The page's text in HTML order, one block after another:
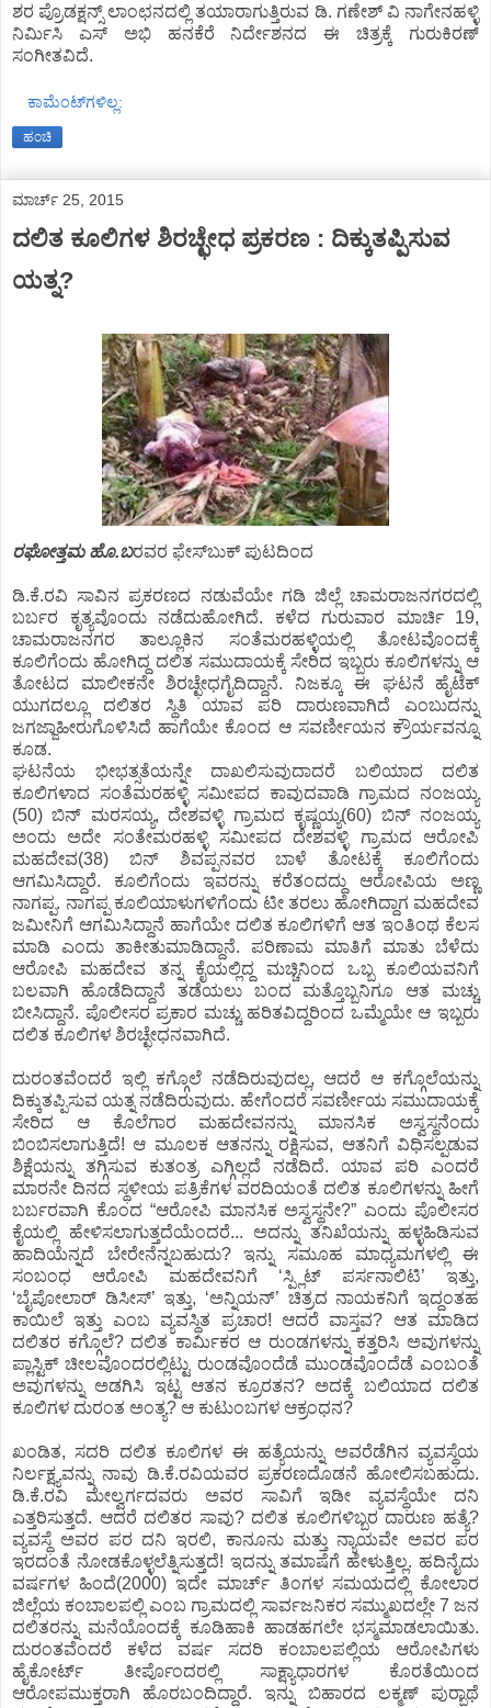
ಶರ ಪ್ರೊಡಕ್ಷನ್ಸ್ ಲಾಂಛನದಲ್ಲಿ ತಯಾರಾಗುತ್ತಿರುವ ಡಿ. ಗಣೇಶ್ ವಿ ನಾಗೇನಹಳ್ಳಿ
ನಿರ್ಮಿಸಿ ಎಸ್ ಅಭಿ ಹನಕೆರೆ ನಿರ್ದೇಶನದ ಈ ಚಿತ್ರಕ್ಕೆ ಗುರುಕಿರಣ್
ಸಂಗೀತವಿದೆ.
ಕಾಮೆಂಟ್‌ಗಳಿಲ್ಲ:
ಹಂಚಿ
ಮಾರ್ಚ್ 25, 2015
ದಲಿತ ಕೂಲಿಗಳ ಶಿರಚ್ಛೇಧ ಪ್ರಕರಣ : ದಿಕ್ಕುತಪ್ಪಿಸುವ
ಯತ್ನ?
ರಘೋತ್ತಮ ಹೊ.ಬರವರ ಫೇಸ್‍ಬುಕ್ ಪುಟದಿಂದ
ಡಿ.ಕೆ.ರವಿ ಸಾವಿನ ಪ್ರಕರಣದ ನಡುವೆಯೇ ಗಡಿ ಜಿಲ್ಲೆ ಚಾಮರಾಜನಗರದಲ್ಲಿ
ಬರ್ಬರ ಕೃತ್ಯವೊಂದು ನಡೆದುಹೋಗಿದೆ. ಕಳೆದ ಗುರುವಾರ ಮಾರ್ಚಿ 19,
ಚಾಮರಾಜನಗರ ತಾಲ್ಲೂಕಿನ ಸಂತೆಮರಹಳ್ಳಿಯಲ್ಲಿ ತೋಟವೊಂದಕ್ಕೆ
ಕೂಲಿಗೆಂದು ಹೋಗಿದ್ದ ದಲಿತ ಸಮುದಾಯಕ್ಕೆ ಸೇರಿದ ಇಬ್ಬರು ಕೂಲಿಗಳನ್ನು ಆ
ತೋಟದ ಮಾಲೀಕನೇ ಶಿರಚ್ಛೇಧಗೈದಿದ್ದಾನೆ. ನಿಜಕ್ಕೂ ಈ ಘಟನೆ ಹೈಟೆಕ್
ಯುಗದಲ್ಲೂ ದಲಿತರ ಸ್ಥಿತಿ ಯಾವ ಪರಿ ದಾರುಣವಾಗಿದೆ ಎಂಬುದನ್ನು
ಜಗಜ್ಜಾಹೀರುಗೊಳಿಸಿದೆ ಹಾಗೆಯೇ ಕೊಂದ ಆ ಸವರ್ಣೀಯನ ಕ್ರೌರ್ಯವನ್ನೂ
ಕೂಡ.
ಘಟನೆಯ ಭೀಭತ್ಸತೆಯನ್ನೇ ದಾಖಲಿಸುವುದಾದರೆ ಬಲಿಯಾದ ದಲಿತ
ಕೂಲಿಗಳಾದ ಸಂತೆಮರಹಳ್ಳಿ ಸಮೀಪದ ಕಾವುದವಾಡಿ ಗ್ರಾಮದ ನಂಜಯ್ಯ
(50) ಬಿನ್ ಮರಸಯ್ಯ, ದೇಶವಳ್ಳಿ ಗ್ರಾಮದ ಕೃಷ್ಣಯ್ಯ(60) ಬಿನ್ ನಂಜಯ್ಯ
ಅಂದು ಅದೇ ಸಂತೇಮರಹಳ್ಳಿ ಸಮೀಪದ ದೇಶವಳ್ಳಿ ಗ್ರಾಮದ ಆರೋಪಿ
ಮಹದೇವ(38) ಬಿನ್ ಶಿವಪ್ಪನವರ ಬಾಳೆ ತೋಟಕ್ಕೆ ಕೂಲಿಗೆಂದು
ಆಗಮಿಸಿದ್ದಾರೆ. ಕೂಲಿಗೆಂದು ಇವರನ್ನು ಕರೆತಂದದ್ದು ಆರೋಪಿಯ ಅಣ್ಣ
ನಾಗಪ್ಪ. ನಾಗಪ್ಪ ಕೂಲಿಯಾಳುಗಳಿಗೆಂದು ಟೀ ತರಲು ಹೋಗಿದ್ದಾಗ ಮಹದೇವ
ಜಮೀನಿಗೆ ಆಗಮಿಸಿದ್ದಾನೆ ಹಾಗೆಯೇ ದಲಿತ ಕೂಲಿಗಳಿಗೆ ಆತ ಇಂತಿಂಥ ಕೆಲಸ
ಮಾಡಿ ಎಂದು ತಾಕೀತುಮಾಡಿದ್ದಾನೆ. ಪರಿಣಾಮ ಮಾತಿಗೆ ಮಾತು ಬೆಳೆದು
ಆರೋಪಿ ಮಹದೇವ ತನ್ನ ಕೈಯಲ್ಲಿದ್ದ ಮಚ್ಚಿನಿಂದ ಒಬ್ಬ ಕೂಲಿಯವನಿಗೆ
ಬಲವಾಗಿ ಹೊಡೆದಿದ್ದಾನೆ ತಡೆಯಲು ಬಂದ ಮತ್ತೊಬ್ಬನಿಗೂ ಆತ ಮಚ್ಚು
ಬೀಸಿದ್ದಾನೆ. ಪೊಲೀಸರ ಪ್ರಕಾರ ಮಚ್ಚು ಹರಿತವಿದ್ದರಿಂದ ಒಮ್ಮೆಯೇ ಆ ಇಬ್ಬರು
ದಲಿತ ಕೂಲಿಗಳ ಶಿರಚ್ಛೇಧನವಾಗಿದೆ.
ದುರಂತವೆಂದರೆ ಇಲ್ಲಿ ಕಗ್ಗೊಲೆ ನಡೆದಿರುವುದಲ್ಲ, ಆದರೆ ಆ ಕಗ್ಗೊಲೆಯನ್ನು
ದಿಕ್ಕುತಪ್ಪಿಸುವ ಯತ್ನ ನಡೆದಿರುವುದು. ಹೇಗೆಂದರೆ ಸವರ್ಣೀಯ ಸಮುದಾಯಕ್ಕೆ
ಸೇರಿದ ಆ ಕೊಲೆಗಾರ ಮಹದೇವನನ್ನು ಮಾನಸಿಕ ಅಸ್ವಸ್ಥನೆಂದು
ಬಿಂಬಿಸಲಾಗುತ್ತಿದೆ! ಆ ಮೂಲಕ ಆತನನ್ನು ರಕ್ಷಿಸುವ, ಆತನಿಗೆ ವಿಧಿಸಲ್ಪಡುವ
ಶಿಕ್ಷೆಯನ್ನು ತಗ್ಗಿಸುವ ಕುತಂತ್ರ ಎಗ್ಗಿಲ್ಲದೆ ನಡೆದಿದೆ. ಯಾವ ಪರಿ ಎಂದರೆ
ಮಾರನೇ ದಿನದ ಸ್ಥಳೀಯ ಪತ್ರಿಕೆಗಳ ವರದಿಯಂತೆ ದಲಿತ ಕೂಲಿಗಳನ್ನು ಹೀಗೆ
ಬರ್ಬರವಾಗಿ ಕೊಂದ “ಆರೋಪಿ ಮಾನಸಿಕ ಅಸ್ವಸ್ಥನೇ?” ಎಂದು ಪೊಲೀಸರ
ಕೈಯಲ್ಲಿ ಹೇಳಿಸಲಾಗುತ್ತದೆಯೆಂದರೆ... ಅದನ್ನು ತನಿಖೆಯನ್ನು ಹಳ್ಳಹಿಡಿಸುವ
ಹಾದಿಯೆನ್ನದೆ ಬೇರೇನೆನ್ನಬಹುದು? ಇನ್ನು ಸಮೂಹ ಮಾಧ್ಯಮಗಳಲ್ಲಿ ಈ
ಸಂಬಂಧ ಆರೋಪಿ ಮಹದೇವನಿಗೆ ‘ಸ್ಪ್ಲಿಟ್ ಪರ್ಸನಾಲಿಟಿ’ ಇತ್ತು,
‘ಬೈಪೋಲಾರ್ ಡಿಸೀಸ್’ ಇತ್ತು, ‘ಅನ್ನಿಯನ್’ ಚಿತ್ರದ ನಾಯಕನಿಗೆ ಇದ್ದಂತಹ
ಕಾಯಿಲೆ ಇತ್ತು ಎಂಬ ವ್ಯವಸ್ಥಿತ ಪ್ರಚಾರ! ಆದರೆ ವಾಸ್ತವ? ಆತ ಮಾಡಿದ
ದಲಿತರ ಕಗ್ಗೊಲೆ? ದಲಿತ ಕಾರ್ಮಿಕರ ಆ ರುಂಡಗಳನ್ನು ಕತ್ತರಿಸಿ ಅವುಗಳನ್ನು
ಪ್ಲಾಸ್ಟಿಕ್ ಚೀಲವೊಂದರಲ್ಲಿಟ್ಟು ರುಂಡವೊಂದೆಡೆ ಮುಂಡವೊಂದೆಡೆ ಎಂಬಂತೆ
ಅವುಗಳನ್ನು ಅಡಗಿಸಿ ಇಟ್ಟ ಆತನ ಕ್ರೂರತನ? ಅದಕ್ಕೆ ಬಲಿಯಾದ ದಲಿತ
ಕೂಲಿಗಳ ದುರಂತ ಅಂತ್ಯ? ಆ ಕುಟುಂಬಗಳ ಆಕ್ರಂಧನ?
ಖಂಡಿತ, ಸದರಿ ದಲಿತ ಕೂಲಿಗಳ ಈ ಹತ್ಯೆಯನ್ನು ಅವರೆಡೆಗಿನ ವ್ಯವಸ್ಥೆಯ
ನಿರ್ಲಕ್ಷ್ಯವನ್ನು ನಾವು ಡಿ.ಕೆ.ರವಿಯವರ ಪ್ರಕರಣದೊಡನೆ ಹೋಲಿಸಬಹುದು.
ಡಿ.ಕೆ.ರವಿ ಮೇಲ್ವರ್ಗದವರು ಅವರ ಸಾವಿಗೆ ಇಡೀ ವ್ಯವಸ್ಥೆಯೇ ದನಿ
ಎತ್ತರಿಸುತ್ತದೆ. ಆದರೆ ದಲಿತರ ಸಾವು? ದಲಿತ ಕೂಲಿಗಳಿಬ್ಬರ ದಾರುಣ ಹತ್ಯೆ?
ವ್ಯವಸ್ಥೆ ಅವರ ಪರ ದನಿ ಇರಲಿ, ಕಾನೂನು ಮತ್ತು ನ್ಯಾಯವೇ ಅವರ ಪರ
ಇರದಂತೆ ನೋಡಕೊಳ್ಳಲೆತ್ನಿಸುತ್ತದೆ! ಇದನ್ನು ತಮಾಷೆಗೆ ಹೇಳುತ್ತಿಲ್ಲ. ಹದಿನೈದು
ವರ್ಷಗಳ ಹಿಂದೆ(2000) ಇದೇ ಮಾರ್ಚ್ ತಿಂಗಳ ಸಮಯದಲ್ಲಿ ಕೋಲಾರ
ಜಿಲ್ಲೆಯ ಕಂಬಾಲಪಲ್ಲಿ ಎಂಬ ಗ್ರಾಮದಲ್ಲಿ ಸಾರ್ವಜನಿಕರ ಸಮ್ಮುಖದಲ್ಲೇ 7 ಜನ
ದಲಿತರನ್ನು ಮನೆಯೊಂದಕ್ಕೆ ಕೂಡಿಹಾಕಿ ಹಾಡಹಗಲೇ ಭಸ್ಮಮಾಡಲಾಯಿತು.
ದುರಂತವೆಂದರೆ ಕಳೆದ ವರ್ಷ ಸದರಿ ಕಂಬಾಲಪಲ್ಲಿಯ ಆರೋಪಿಗಳು
ಹೈಕೋರ್ಟ್ ತೀರ್ಪೊಂದರಲ್ಲಿ ಸಾಕ್ಷ್ಯಾಧಾರಗಳ ಕೊರತೆಯಿಂದ
ಆರೋಪಮುಕ್ತರಾಗಿ ಹೊರಬಂದಿದ್ದಾರೆ. ಇನ್ನು ಬಿಹಾರದ ಲಕ್ಮಣ್ ಪುರ್‍ಬಾಥೆ